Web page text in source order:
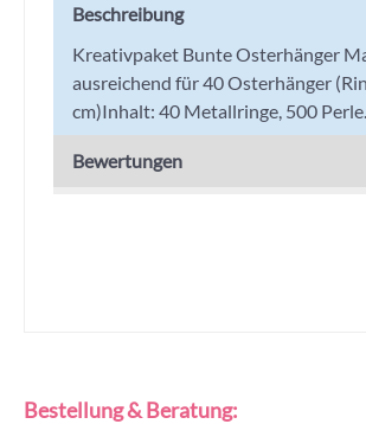
Beschreibung
Kreativpaket Bunte Osterhänger
ausreichend für 40 Osterhänger
cm)Inhalt: 40 Metallringe, 500
Bewertungen
Bestellung & Beratung: